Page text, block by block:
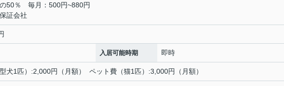
50％ 毎月：500円~880円
証会社
入居可能時期 即時
犬1匹）:2,000円（月額） ペット費（猫1匹）:3,000円（月額）